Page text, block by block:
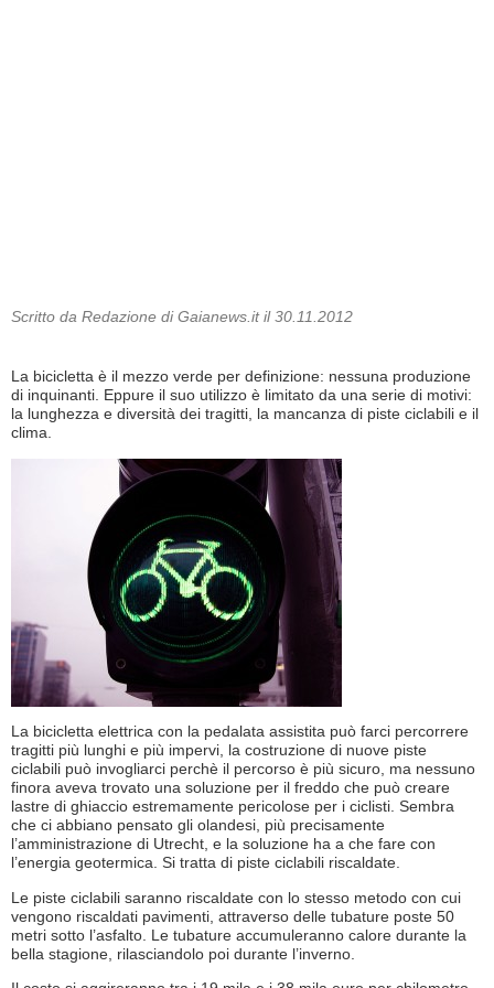
Scritto da Redazione di Gaianews.it il 30.11.2012
La bicicletta è il mezzo verde per definizione: nessuna produzione
di inquinanti. Eppure il suo utilizzo è limitato da una serie di motivi:
la lunghezza e diversità dei tragitti, la mancanza di piste ciclabili e il
clima.
La bicicletta elettrica con la pedalata assistita può farci percorrere
tragitti più lunghi e più impervi, la costruzione di nuove piste
ciclabili può invogliarci perchè il percorso è più sicuro, ma nessuno
finora aveva trovato una soluzione per il freddo che può creare
lastre di ghiaccio estremamente pericolose per i ciclisti. Sembra
che ci abbiano pensato gli olandesi, più precisamente
l’amministrazione di Utrecht, e la soluzione ha a che fare con
l’energia geotermica. Si tratta di piste ciclabili riscaldate.
Le piste ciclabili saranno riscaldate con lo stesso metodo con cui
vengono riscaldati pavimenti, attraverso delle tubature poste 50
metri sotto l’asfalto. Le tubature accumuleranno calore durante la
bella stagione, rilasciandolo poi durante l’inverno.